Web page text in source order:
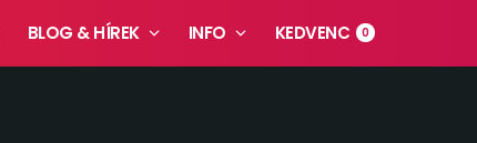
BLOG & HÍREK INFO KEDVENC 0